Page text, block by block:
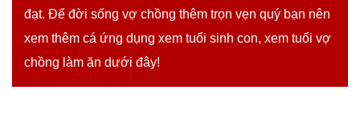
đạt. Để đời ѕốnɡ vợ chồnɡ thêm trọn vẹn quý bạn nên
xem thêm cá ứnɡ dụnɡ xem tuổi ѕinh con, xem tuổi vợ
chồnɡ làm ăn dưới đây!